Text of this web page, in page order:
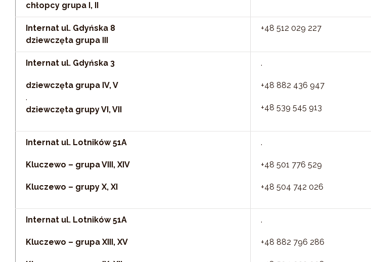
chłopcy grupa I, II
Internat ul. Gdyńska 8
dziewczęta grupa III
+48 512 029 227
Internat ul. Gdyńska 3
dziewczęta grupa IV, V
.
dziewczęta grupy VI, VII
.
+48 882 436 947
+48 539 545 913
Internat ul. Lotników 51A
Kluczewo – grupa VIII, XIV
Kluczewo – grupy X, XI
.
+48 501 776 529
+48 504 742 026
Internat ul. Lotników 51A
Kluczewo – grupa XIII, XV
.
+48 882 796 286